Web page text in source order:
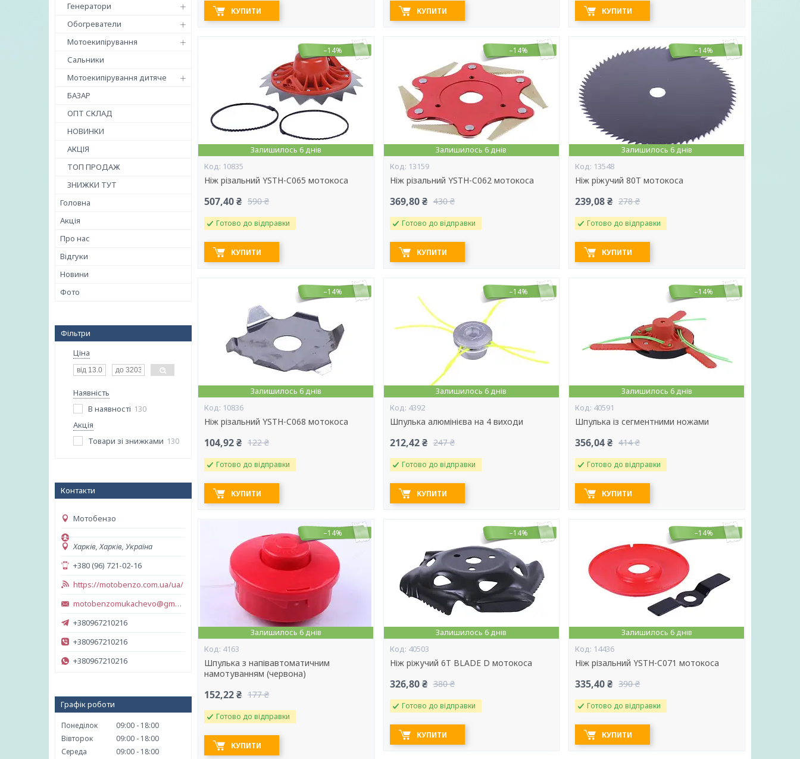
Генератори
Обогреватели
Мотоекипірування
Сальники
Мотоекипірування дитяче
БАЗАР
ОПТ СКЛАД
НОВИНКИ
АКЦІЯ
ТОП ПРОДАЖ
ЗНИЖКИ ТУТ
Головна
Акція
Про нас
Відгуки
Новини
Фото
Фільтри
Ціна
Наявність
В наявності 130
Акція
Товари зі знижками 130
Контакти
Мотобензо
Харків, Харків, Україна
+380 (96) 721-02-16
https://motobenzo.com.ua/ua/
motobenzomukachevo@gmail.com
+380967210216
+380967210216
+380967210216
Графік роботи
Понеділок 09:00
18:00
Вівторок
09:00
18:00
Середа
09:00
18:00
КУПИТИ КУПИТИ КУПИТИ
–14%
Залишилось 6 днів
10835
Ніж різальний YSTH-C065 мотокоса
507,40 ₴ 590 ₴
Готово до відправки
КУПИТИ
–14%
Залишилось 6 днів
13159
Ніж різальний YSTH-C062 мотокоса
369,80 ₴ 430 ₴
Готово до відправки
КУПИТИ
–14%
Залишилось 6 днів
13548
Ніж ріжучий 80Т мотокоса
239,08 ₴ 278 ₴
Готово до відправки
КУПИТИ
–14%
Залишилось 6 днів
10836
Ніж різальний YSTH-C068 мотокоса
104,92 ₴ 122 ₴
Готово до відправки
КУПИТИ
–14%
Залишилось 6 днів
4392
Шпулька алюмінієва на 4 виходи
212,42 ₴ 247 ₴
Готово до відправки
КУПИТИ
–14%
Залишилось 6 днів
40591
Шпулька із сегментними ножами
356,04 ₴ 414 ₴
Готово до відправки
КУПИТИ
–14%
Залишилось 6 днів
4163
Шпулька з напівавтоматичним
намотуванням (червона)
152,22 ₴ 177 ₴
Готово до відправки
КУПИТИ
–14%
Залишилось 6 днів
40503
Ніж ріжучий 6Т BLADE D мотокоса
326,80 ₴ 380 ₴
Готово до відправки
КУПИТИ
–14%
Залишилось 6 днів
14436
Ніж різальний YSTH-C071 мотокоса
335,40 ₴ 390 ₴
Готово до відправки
КУПИТИ